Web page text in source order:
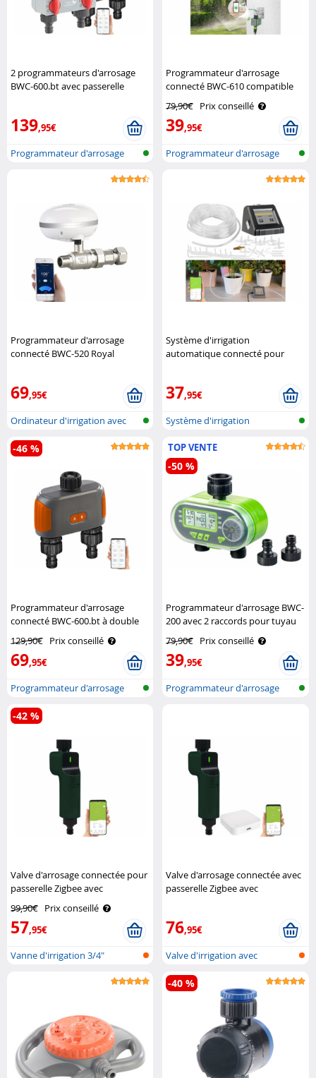
2 programmateurs d'arrosage
BWC-600.bt avec passerelle
139,95€
Programmateur d'arrosage
Programmateur d'arrosage
connecté BWC-610 compatible
commandes vocales Royal
Gardineer
79,90€ Prix conseillé
39,95€
Programmateur d'arrosage
Programmateur d'arrosage
connecté BWC-520 Royal
69,95€
Ordinateur d'irrigation avec
réseau..
Système d'irrigation
automatique connecté pour
37,95€
Système d'irrigation
Programmateur d'arrosage
connecté BWC-600.bt à double
vanne Royal Gardineer
129,90€ Prix conseillé
69,95€
-46 %
Programmateur d'arrosage
avec bluet..
TOP VENTE
Programmateur d'arrosage BWC-
200 avec 2 raccords pour tuyau
79,90€ Prix conseillé
39,95€
-50 %
Programmateur d'arrosage
Valve d'arrosage connectée pour
passerelle Zigbee avec
commandes vocales Royal
Gardineer
99,90€ Prix conseillé
57,95€
-42 %
Vanne d'irrigation 3/4"
Valve d'arrosage connectée avec
passerelle Zigbee avec
76,95€
Valve d'irrigation avec
passerelle ..
-40 %